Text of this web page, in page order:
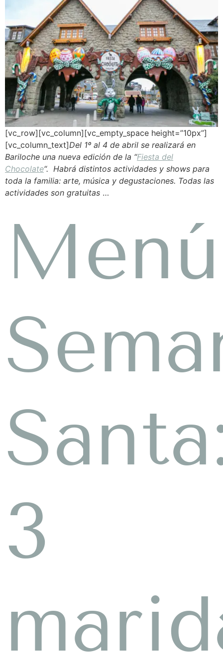
[vc_row][vc_column][vc_empty_space height=”10px”]
[vc_column_text]Del 1º al 4 de abril se realizará en
Bariloche una nueva edición de la “Fiesta del
Chocolate“. Habrá distintos actividades y shows para
toda la familia: arte, música y degustaciones. Todas las
actividades son gratuitas …
Menú
3